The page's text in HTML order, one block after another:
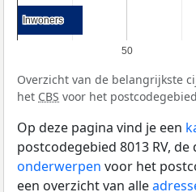
50
Inwoners
Inwoners
Overzicht van de belangrijkste
het CBS voor het
Op deze pagina vind je een
postcodegebied 8013 RV,
onderwerpen voor het
een overzicht van alle